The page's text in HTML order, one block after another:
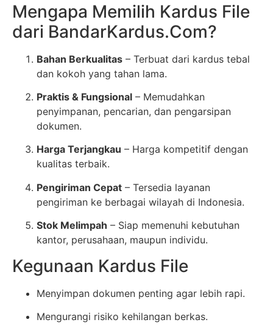
Mengapa Memilih Kardus File
dari BandarKardus.Com?
Bahan Berkualitas – Terbuat dari kardus tebal
dan kokoh yang tahan lama.
Praktis & Fungsional – Memudahkan
penyimpanan, pencarian, dan pengarsipan
dokumen.
Harga Terjangkau – Harga kompetitif dengan
kualitas terbaik.
Pengiriman Cepat – Tersedia layanan
pengiriman ke berbagai wilayah di Indonesia.
Stok Melimpah – Siap memenuhi kebutuhan
kantor, perusahaan, maupun individu.
Kegunaan Kardus File
Menyimpan dokumen penting agar lebih rapi.
Mengurangi risiko kehilangan berkas.